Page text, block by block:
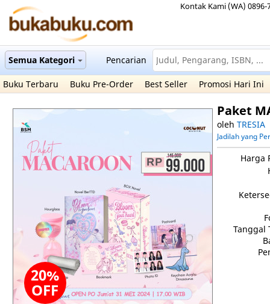
Kontak Kami (WA) 0896-
Semua Kategori Pencarian
Buku Terbaru Buku Pre-Order Best Seller Promosi Hari Ini
20%
OFF
Paket
oleh TRESIA
Jadilah yang
Harga
Tanggal